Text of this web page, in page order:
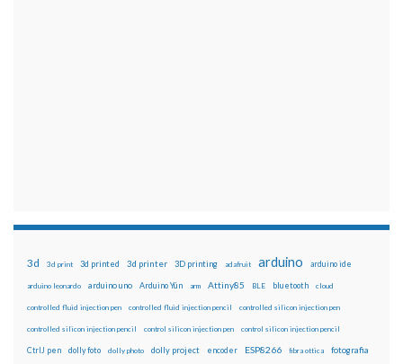
3d 3d print 3d printed 3d printer 3D printing adafruit arduino arduino ide
arduino leonardo arduino uno Arduino Yún arm Attiny85 BLE bluetooth cloud
controlled fluid injection pen controlled fluid injection pencil controlled silicon injection pen
controlled silicon injection pencil control silicon injection pen control silicon injection pencil
CtrlJ pen dolly foto dolly photo dolly project encoder ESP8266 fibra ottica fotografia